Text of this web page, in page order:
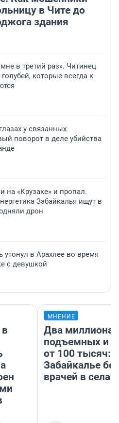
в Чите до
здания
в третий раз». Читинец
которые всегда к
у связанных
поворот в деле убийства
на «Крузаке» и пропал.
Забайкалья ищут в
дрон
утонул в Арахлее во время
с девушкой
в
МНЕНИЕ
Два миллиона
подъемных и
от 100 тысяч:
Забайкалье
врачей в селах